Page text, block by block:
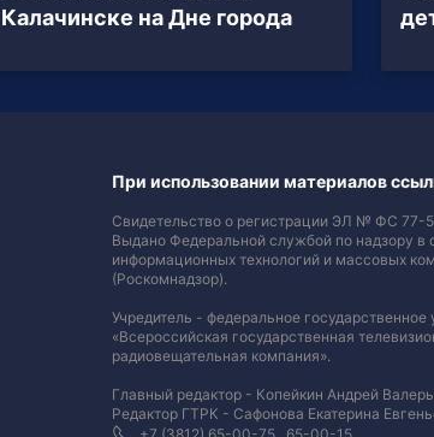
Калачинске на Дне города
При использовании материалов
Свидетельство о регистрации ЭЛ № ФС 77-
Выдано Федеральной службой по надзору в
информационных технологий и массовых
(Роскомнадзор).
Учредитель - федеральное государственное
«Всероссийская государственная
радиовещательная компания».
Главный редактор - Копейкин Андрей
Редактор ГТРК - Сафонова Екатерина